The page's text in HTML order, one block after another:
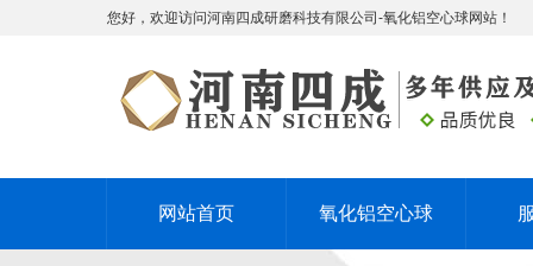
您好，欢迎访问河南四成研磨科技有限公司-氧化铝空心球网站！
网站首页 氧化铝空心球